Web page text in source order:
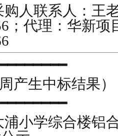
购人联系人：王
；代理：华新
产生中标结果）
浦小学综合楼铝